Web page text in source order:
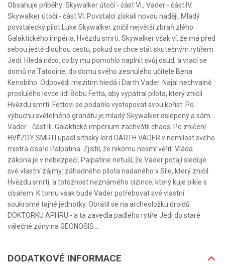
Obsahuje příběhy: Skywalker útočí - část VI., Vader - část IV.
Skywalker útočí - část VI. Povstalci získali novou naději. Mladý
povstalecký pilot Luke Skywalker zničil největší zbraň zlého
Galaktického impéria, Hvězdu smrti. Skywalker však ví, že má před
sebou ještě dlouhou cestu, pokud se chce stát skutečným rytířem
Jedi. Hledá něco, co by mu pomohlo naplnit svůj osud, a vrací se
domů na Tatooine, do domu svého zesnulého učitele Bena
Kenobiho. Odpovědi mezitím hledá i Darth Vader. Najal nechvalně
proslulého lovce lidí Bobu Fetta, aby vypátral pilota, který zničil
Hvězdu smrti. Fettovi se podařilo vystopovat svou kořist. Po
výbuchu světelného granátu je mladý Skywalker oslepený a sám...
Vader - část III. Galaktické impérium zachvátil chaos. Po zničení
HVĚZDY SMRTI upadl sithský lord DARTH VADER v nemilost svého
mistra císaře Palpatina. Zjistil, že nikomu nesmí věřit. Vláda
zákona je v nebezpečí. Palpatine netuší, že Vader potají sleduje
své vlastní zájmy: záhadného pilota nadaného v Síle, který zničil
Hvězdu smrti, a totožnost neznámého cizince, který kuje pikle s
císařem. K tomu však bude Vader potřebovat své vlastní
soukromé tajné jednotky. Obrátil se na archeoložku droidů
DOKTORKU APHRU - a ta zavedla padlého rytíře Jedi do staré
válečné zóny na GEONOSIS...
DODATKOVÉ INFORMACE